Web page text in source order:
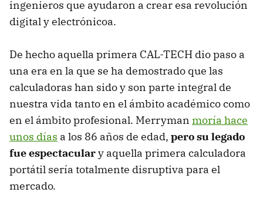
ingenieros que ayudaron a crear esa revolución
digital y electrónicoa.
De hecho aquella primera CAL-TECH dio paso a
una era en la que se ha demostrado que las
calculadoras han sido y son parte integral de
nuestra vida tanto en el ámbito académico como
en el ámbito profesional. Merryman moría hace
unos días a los 86 años de edad, pero su legado
fue espectaculary aquella primera calculadora
portátil sería totalmente disruptiva para el
mercado.